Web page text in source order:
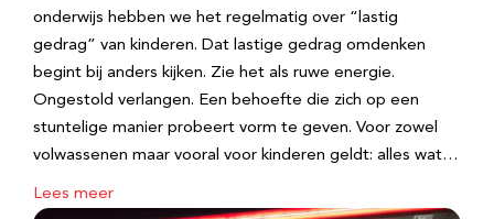
onderwijs hebben we het regelmatig over “lastig
gedrag” van kinderen. Dat lastige gedrag omdenken
begint bij anders kijken. Zie het als ruwe energie.
Ongestold verlangen. Een behoefte die zich op een
stuntelige manier probeert vorm te geven. Voor zowel
volwassenen maar vooral voor kinderen geldt: alles wat…
Lees meer